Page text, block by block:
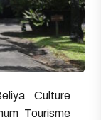
Culture
Tourisme